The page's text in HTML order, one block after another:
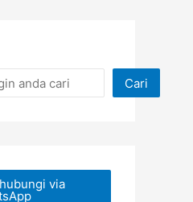
Cari
via